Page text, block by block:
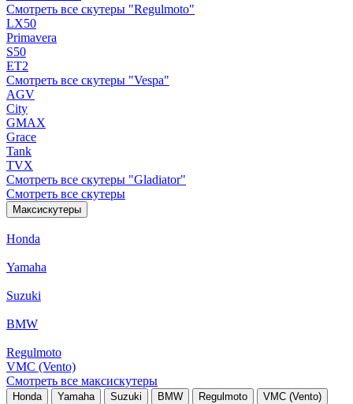
Смотреть все скутеры "Regulmoto"
LX50
Primavera
S50
ET2
Смотреть все скутеры "Vespa"
AGV
City
GMAX
Grace
Tank
TVX
Смотреть все скутеры "Gladiator"
Смотреть все скутеры
Максискутеры
Honda
Yamaha
Suzuki
BMW
Regulmoto
VMC (Vento)
Смотреть все максискутеры
Honda Yamaha Suzuki BMW Regulmoto VMC (Vento)